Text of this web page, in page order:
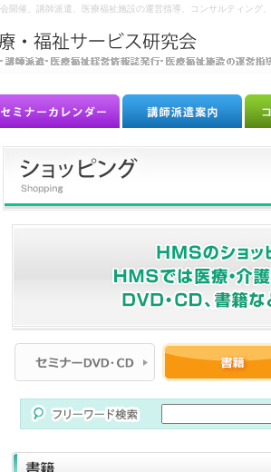
開催、講師派遣、医療福祉施設の運営指導、コンサルティン